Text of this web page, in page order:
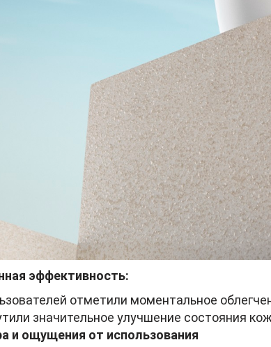
эффективность:
отметили моментальное
значительное улучшение состояния
и ощущения от использования